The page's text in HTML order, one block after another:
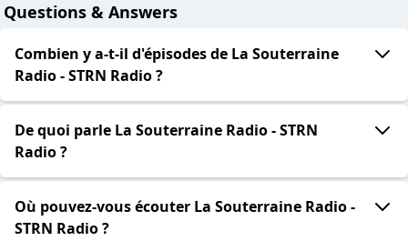
Questions & Answers
Combien y a-t-il d'épisodes de La Souterraine
Radio - STRN Radio ?
De quoi parle La Souterraine Radio - STRN
Radio ?
Où pouvez-vous écouter La Souterraine Radio -
STRN Radio ?